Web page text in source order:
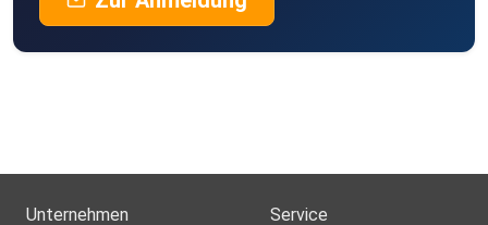
Unternehmen Service